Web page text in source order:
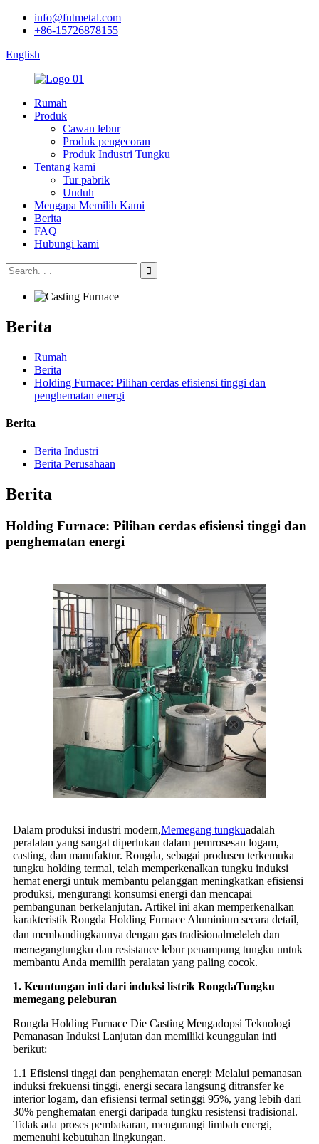
info@futmetal.com
+86-15726878155
English
Rumah
Produk
Cawan lebur
Produk pengecoran
Produk Industri Tungku
Tentang kami
Tur pabrik
Unduh
Mengapa Memilih Kami
Berita
FAQ
Hubungi kami
Berita
Rumah
Berita
Holding Furnace: Pilihan cerdas efisiensi tinggi dan
penghematan energi
Berita
Berita Industri
Berita Perusahaan
Berita
Holding Furnace: Pilihan cerdas efisiensi tinggi dan
penghematan energi
Dalam produksi industri modern,Memegang tungkuadalah
peralatan yang sangat diperlukan dalam pemrosesan logam,
casting, dan manufaktur. Rongda, sebagai produsen terkemuka
tungku holding termal, telah memperkenalkan tungku induksi
hemat energi untuk membantu pelanggan meningkatkan efisiensi
produksi, mengurangi konsumsi energi dan mencapai
pembangunan berkelanjutan. Artikel ini akan memperkenalkan
karakteristik Rongda Holding Furnace Aluminium secara detail,
dan membandingkannya dengan gas tradisionalmeleleh dan
memegangtungku dan resistance lebur penampung tungku untuk
membantu Anda memilih peralatan yang paling cocok.
1. Keuntungan inti dari induksi listrik RongdaTungku
memegang peleburan
Rongda Holding Furnace Die Casting Mengadopsi Teknologi
Pemanasan Induksi Lanjutan dan memiliki keunggulan inti
berikut:
1.1 Efisiensi tinggi dan penghematan energi: Melalui pemanasan
induksi frekuensi tinggi, energi secara langsung ditransfer ke
interior logam, dan efisiensi termal setinggi 95%, yang lebih dari
30% penghematan energi daripada tungku resistensi tradisional.
Tidak ada proses pembakaran, mengurangi limbah energi,
memenuhi kebutuhan lingkungan.